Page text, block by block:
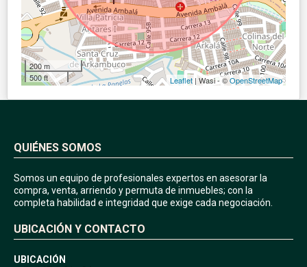
200 m
500 ft
Leaflet | Wasi - ©OpenStreetMap
QUIÉNES SOMOS
Somos un equipo de profesionales expertos en asesorar la
compra, venta, arriendo y permuta de inmuebles; con la
completa habilidad e integridad que exige cada negociación.
UBICACIÓN Y CONTACTO
UBICACIÓN